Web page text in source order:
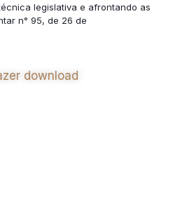
legislativa e afrontando as
n° 95, de 26 de
download